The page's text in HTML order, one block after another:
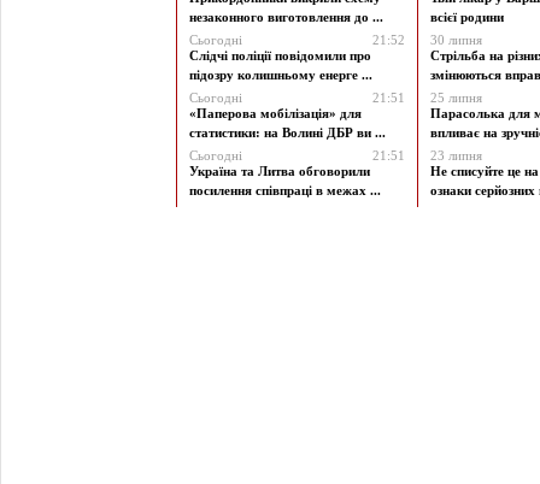
незаконного виготовлення до ...
Сьогодні
21:52
Слідчі поліції повідомили про
підозру колишньому енерге ...
Сьогодні
21:51
«Паперова мобілізація» для
статистики: на Волині ДБР ви ...
Сьогодні
21:51
Україна та Литва обговорили
посилення співпраці в межах ...
всієї родини
30 липня
Стрільба на
змінюються
25 липня
Парасолька для
впливає на
23 липня
Не списуйте це
ознаки